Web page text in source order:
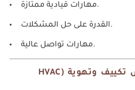
مهارات قيادية ممتازة.
القدرة على حل المشكلات.
مهارات تواصل عالية.
وظيفة: مهندس تكييف وتهوية (HVAC